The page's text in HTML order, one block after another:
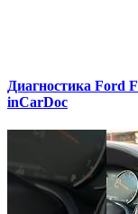
Диагностика Ford
inCarDoc